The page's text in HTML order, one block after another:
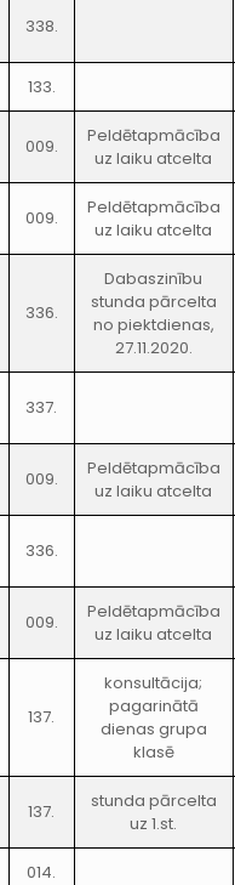
338.
133.
009.
Peldētapmācība
uz laiku atcelta
009.
Peldētapmācība
uz laiku atcelta
336.
Dabaszinību
stunda pārcelta
no piektdienas,
27.11.2020.
337.
009.
Peldētapmācība
uz laiku atcelta
336.
009.
Peldētapmācība
uz laiku atcelta
137.
konsultācija;
pagarinātā
dienas grupa
klasē
137.
stunda pārcelta
uz 1.st.
014.